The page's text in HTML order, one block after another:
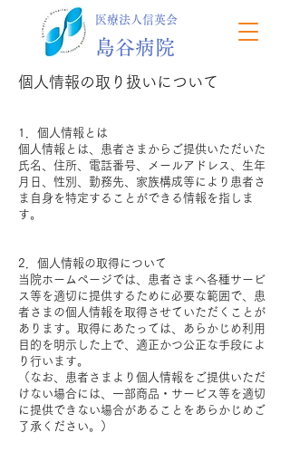
医療法人信英会
島谷病院
個人情報の取り扱いについて
1．個人情報とは
個人情報とは、患者さまからご提供いただいた
氏名、住所、電話番号、メールアドレス、生年
月日、性別、勤務先、家族構成等により患者さ
ま自身を特定することができる情報を指しま
す。
2．個人情報の取得について
当院ホームページでは、患者さまへ各種サービ
ス等を適切に提供するために必要な範囲で、患
者さまの個人情報を取得させていただくことが
あります。取得にあたっては、あらかじめ利用
目的を明示した上で、適正かつ公正な手段によ
り行います。
（なお、患者さまより個人情報をご提供いただ
けない場合には、一部商品・サービス等を適切
に提供できない場合があることをあらかじめご
了承ください。）